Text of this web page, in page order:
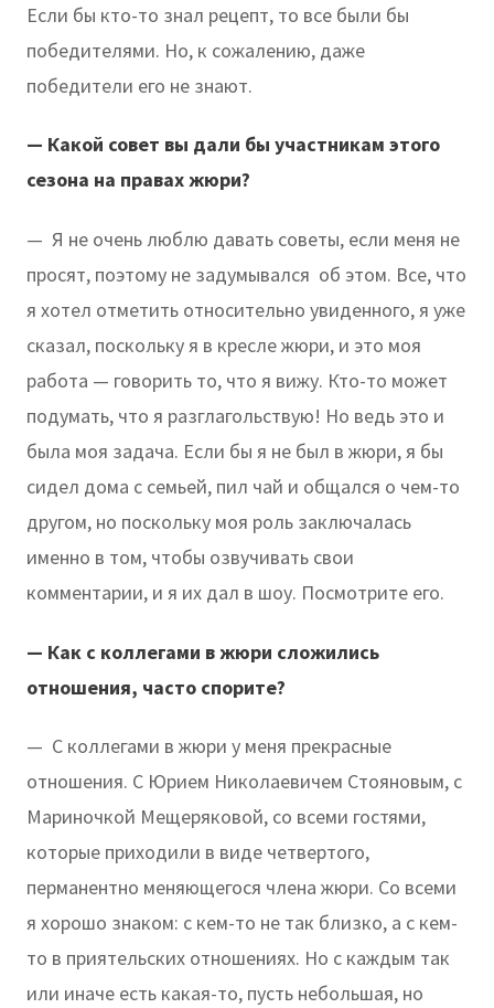
Если бы кто-то знал рецепт, то все были бы
победителями. Но, к сожалению, даже
победители его не знают.
— Какой совет вы дали бы участникам этого
сезона на правах жюри?
— Я не очень люблю давать советы, если меня не
просят, поэтому не задумывался об этом. Все, что
я хотел отметить относительно увиденного, я уже
сказал, поскольку я в кресле жюри, и это моя
работа — говорить то, что я вижу. Кто-то может
подумать, что я разглагольствую! Но ведь это и
была моя задача. Если бы я не был в жюри, я бы
сидел дома с семьей, пил чай и общался о чем-то
другом, но поскольку моя роль заключалась
именно в том, чтобы озвучивать свои
комментарии, и я их дал в шоу. Посмотрите его.
— Как с коллегами в жюри сложились
отношения, часто спорите?
— С коллегами в жюри у меня прекрасные
отношения. С Юрием Николаевичем Стояновым, с
Мариночкой Мещеряковой, со всеми гостями,
которые приходили в виде четвертого,
перманентно меняющегося члена жюри. Со всеми
я хорошо знаком: с кем-то не так близко, а с кем-
то в приятельских отношениях. Но с каждым так
или иначе есть какая-то, пусть небольшая, но